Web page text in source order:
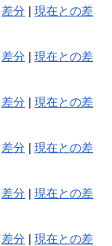
差分 |現在との差
差分 |現在との差
差分 |現在との差
差分 |現在との差
差分 |現在との差
差分 |現在との差